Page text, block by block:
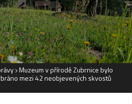
Muzeum v přírodě Zubrnice bylo
mezi 42 neobjevených skvostů